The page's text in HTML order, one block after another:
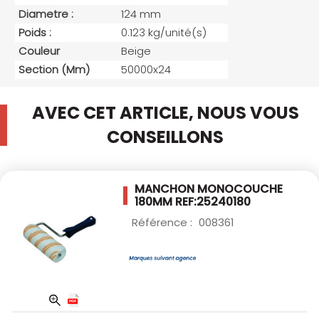
Diametre :
124 mm
Poids :
0.123 kg/unité(s)
Couleur
Beige
Section (mm)
50000x24
AVEC CET ARTICLE, NOUS VOUS
CONSEILLONS
MANCHON MONOCOUCHE
180MM REF:25240180
Référence : 008361